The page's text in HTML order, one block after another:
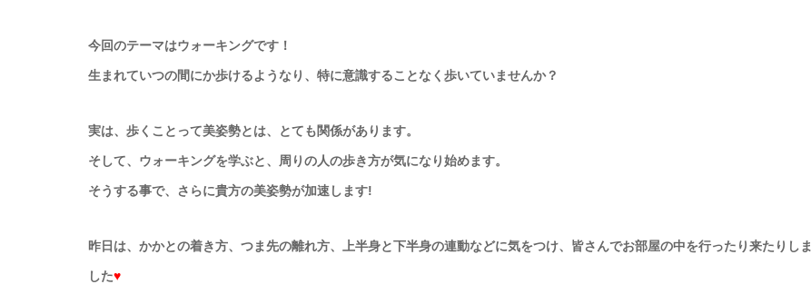
今回のテーマはウォーキングです！
生まれていつの間にか歩けるようなり、特に意識することなく歩いていませんか？
実は、歩くことって美姿勢とは、とても関係があります。
そして、ウォーキングを学ぶと、周りの人の歩き方が気になり始めます。
そうする事で、さらに貴方の美姿勢が加速します!
昨日は、かかとの着き方、つま先の離れ方、上半身と下半身の連動などに気をつけ、皆さんでお部屋の中を行ったり来たりしま
した♥